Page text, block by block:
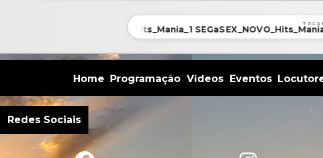
NOVO_Hits_Mania_1
Home Programação Vídeos Eventos
Redes Sociais